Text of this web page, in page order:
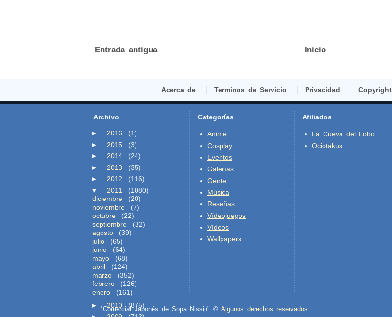
Entrada antigua Inicio
Acerca de Terminos de Servicio Privacidad Copyright
Archivo
► 2016
(1)
►
2015
(3)
►
2014
(24)
►
2013
(35)
►
2012
(116)
▼
2011
(1080)
diciembre
(20)
noviembre
(7)
octubre
(22)
septiembre
(32)
agosto
(39)
julio
(65)
junio
(64)
mayo
(68)
abril
(124)
marzo
(352)
febrero
(126)
enero
(161)
► 2010
(875)
Categorías
Anime
Cosplay
Eventos
Galerías
Gente
Música
Reseñas
Vídeojuegos
Vídeos
Wallpapers
Afiliados
La Cueva del Lobo
Ociotakus
"Comercial Japonés de Sopa Nissin" © Algunos derechos reservados